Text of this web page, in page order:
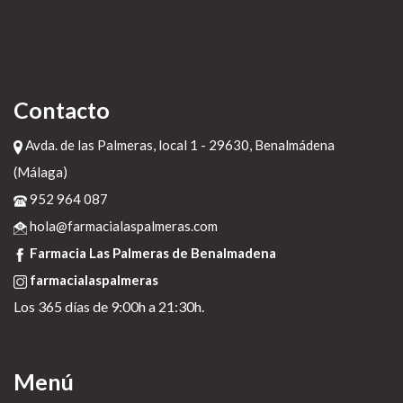
Contacto
Avda. de las Palmeras, local 1 - 29630, Benalmádena
(Málaga)
952 964 087
hola@farmacialaspalmeras.com
Farmacia Las Palmeras de Benalmadena
farmacialaspalmeras
Los 365 días de 9:00h a 21:30h.
Menú